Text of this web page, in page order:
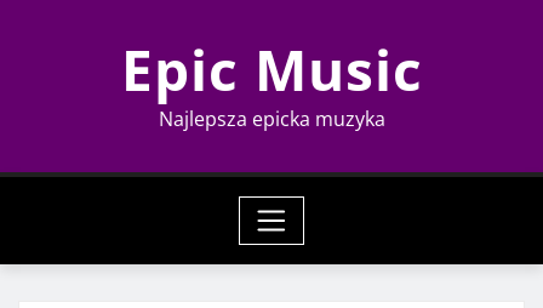
Epic Music
Najlepsza epicka muzyka